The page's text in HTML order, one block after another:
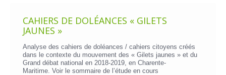
CAHIERS DE DOLÉANCES « GILETS
JAUNES »
Analyse des cahiers de doléances / cahiers citoyens créés
dans le contexte du mouvement des « Gilets jaunes » et du
Grand débat national en 2018-2019, en Charente-
Maritime. Voir le sommaire de l’étude en cours